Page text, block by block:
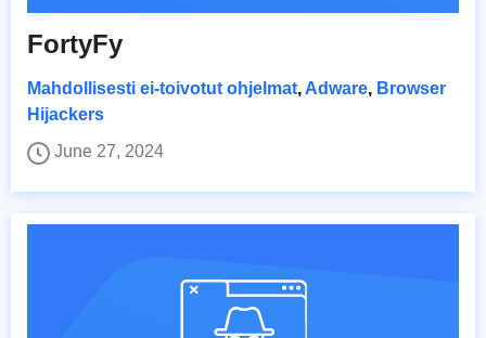
FortyFy
Mahdollisesti ei-toivotut ohjelmat, Adware, Browser
Hijackers
June 27, 2024